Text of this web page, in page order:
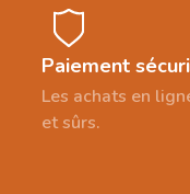
Paiement
Les achats en
et sûrs.